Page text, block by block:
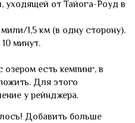
уходящей от Тайога-Роуд в
мили/1,5 км (в одну сторону).
10 минут.
есть кемпинг, в
Для этого
у рейнджера.
Добавить больше